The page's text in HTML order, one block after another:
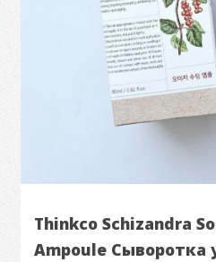
Thinkco Schizandra
Ampoule Сыворотка